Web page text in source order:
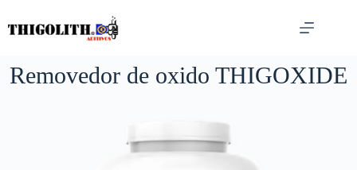
contenido
Removedor de oxido THIGOXIDE